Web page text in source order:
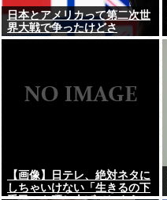
日本とアメリカって第二次世
界大戦で争ったけどさ
【画像】日テレ、絶対ネタに
しちゃいけない「生きるの下